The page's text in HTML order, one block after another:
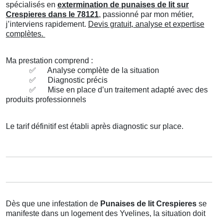
spécialisés en extermination de punaises de lit sur
Crespieres dans le 78121, passionné par mon métier,
j’interviens rapidement. Devis gratuit, analyse et expertise
complètes.
Ma prestation comprend :
✅
Analyse complète de la situation
✅
Diagnostic précis
✅
Mise en place d’un traitement adapté avec des
produits professionnels
Le tarif définitif est établi après diagnostic sur place.
Dès que une infestation de Punaises de lit Crespieres se
manifeste dans un logement des Yvelines, la situation doit